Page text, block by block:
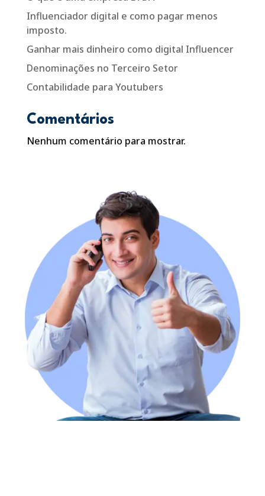
Influenciador digital e como pagar menos
imposto.
Ganhar mais dinheiro como digital Influencer
Denominações no Terceiro Setor
Contabilidade para Youtubers
Comentários
Nenhum comentário para mostrar.